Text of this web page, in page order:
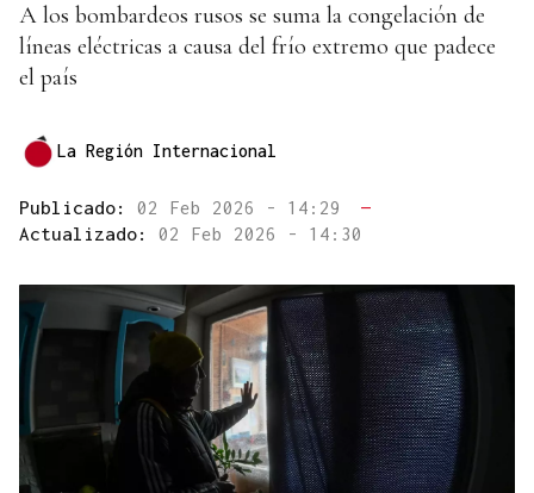
A los bombardeos rusos se suma la congelación de
líneas eléctricas a causa del frío extremo que padece
el país
La Región Internacional
Publicado: 02 Feb 2026 - 14:29
—
Actualizado: 02 Feb 2026 - 14:30